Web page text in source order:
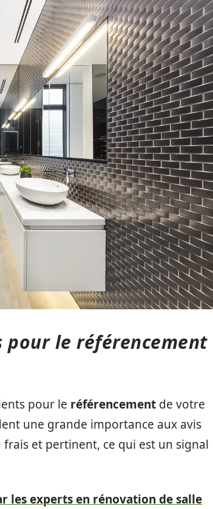
pour le référencement
pour le référencement de votre
une grande importance aux avis
et pertinent, ce qui est un signal
les experts en rénovation de salle